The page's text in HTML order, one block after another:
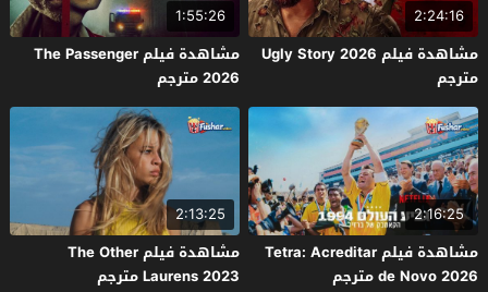
2:24:16
مشاهدة فيلم Ugly Story 2026
مترجم
1:55:26
مشاهدة فيلم The Passenger
2026 مترجم
2:16:25
مشاهدة فيلم Tetra: Acreditar
de Novo 2026 مترجم
2:13:25
مشاهدة فيلم The Other
Laurens 2023 مترجم